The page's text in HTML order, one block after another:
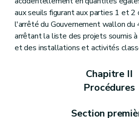
Sous-section 5
Art. 274
Art. 275
Art. 276
Section 2 Dispositions finales
Art. 277
aux seuils figurant aux parties 1 et 2
l'arrêté du Gouvernement wallon
arrêtant la liste des projets soumis
et des installations et activités
Chapitre II
Procédures
Section